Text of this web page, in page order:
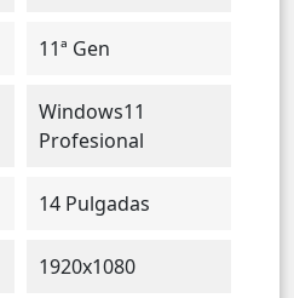
11ª Gen
Windows11
Profesional
14 Pulgadas
1920x1080